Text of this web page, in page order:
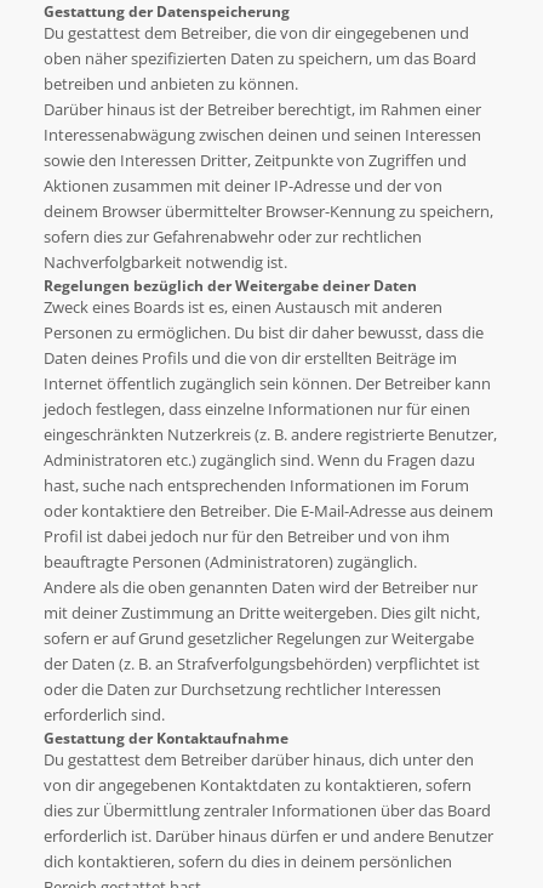
Gestattung der Datenspeicherung
Du gestattest dem Betreiber, die von dir eingegebenen und
oben näher spezifizierten Daten zu speichern, um das Board
betreiben und anbieten zu können.
Darüber hinaus ist der Betreiber berechtigt, im Rahmen einer
Interessenabwägung zwischen deinen und seinen Interessen
sowie den Interessen Dritter, Zeitpunkte von Zugriffen und
Aktionen zusammen mit deiner IP-Adresse und der von
deinem Browser übermittelter Browser-Kennung zu speichern,
sofern dies zur Gefahrenabwehr oder zur rechtlichen
Nachverfolgbarkeit notwendig ist.
Regelungen bezüglich der Weitergabe deiner Daten
Zweck eines Boards ist es, einen Austausch mit anderen
Personen zu ermöglichen. Du bist dir daher bewusst, dass die
Daten deines Profils und die von dir erstellten Beiträge im
Internet öffentlich zugänglich sein können. Der Betreiber kann
jedoch festlegen, dass einzelne Informationen nur für einen
eingeschränkten Nutzerkreis (z. B. andere registrierte Benutzer,
Administratoren etc.) zugänglich sind. Wenn du Fragen dazu
hast, suche nach entsprechenden Informationen im Forum
oder kontaktiere den Betreiber. Die E-Mail-Adresse aus deinem
Profil ist dabei jedoch nur für den Betreiber und von ihm
beauftragte Personen (Administratoren) zugänglich.
Andere als die oben genannten Daten wird der Betreiber nur
mit deiner Zustimmung an Dritte weitergeben. Dies gilt nicht,
sofern er auf Grund gesetzlicher Regelungen zur Weitergabe
der Daten (z. B. an Strafverfolgungsbehörden) verpflichtet ist
oder die Daten zur Durchsetzung rechtlicher Interessen
erforderlich sind.
Gestattung der Kontaktaufnahme
Du gestattest dem Betreiber darüber hinaus, dich unter den
von dir angegebenen Kontaktdaten zu kontaktieren, sofern
dies zur Übermittlung zentraler Informationen über das Board
erforderlich ist. Darüber hinaus dürfen er und andere Benutzer
dich kontaktieren, sofern du dies in deinem persönlichen